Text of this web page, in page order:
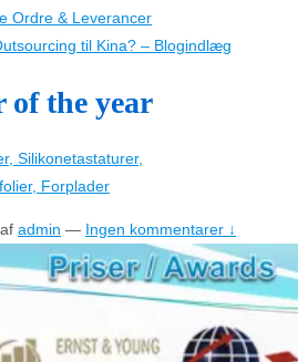
Ordre & Leverancer
til Kina? – Blogindlæg
of the year
Silikonetastaturer,
Forplader
af admin — Ingen kommentarer ↓